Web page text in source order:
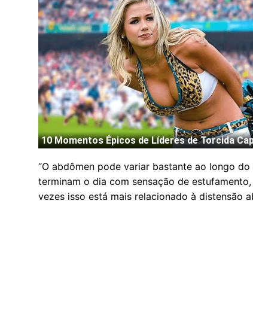
“O abdômen pode variar bastante ao longo
terminam o dia com sensação de
vezes isso está mais relacionado à distensão